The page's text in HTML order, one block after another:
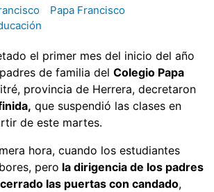
Papa Francisco
el primer mes del inicio del año
de familia del Colegio Papa
provincia de Herrera, decretaron
que suspendió las clases en
de este martes.
hora, cuando los estudiantes
pero la dirigencia de los padres
las puertas con candado,